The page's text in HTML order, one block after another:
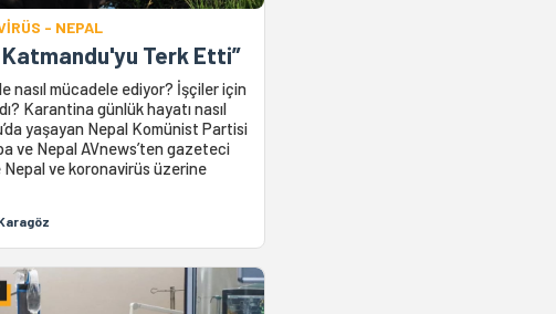
- NEPAL
Katmandu'yu Terk Etti”
nasıl mücadele ediyor? İşçiler için
Karantina günlük hayatı nasıl
yaşayan Nepal Komünist Partisi
ve Nepal AVnews’ten gazeteci
ve koronavirüs üzerine